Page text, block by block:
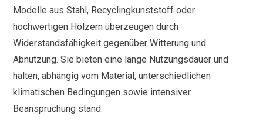
Modelle aus Stahl, Recyclingkunststoff oder
hochwertigen Hölzern überzeugen durch
Widerstandsfähigkeit gegenüber Witterung und
Abnutzung. Sie bieten eine lange Nutzungsdauer und
halten, abhängig vom Material, unterschiedlichen
klimatischen Bedingungen sowie intensiver
Beanspruchung stand.